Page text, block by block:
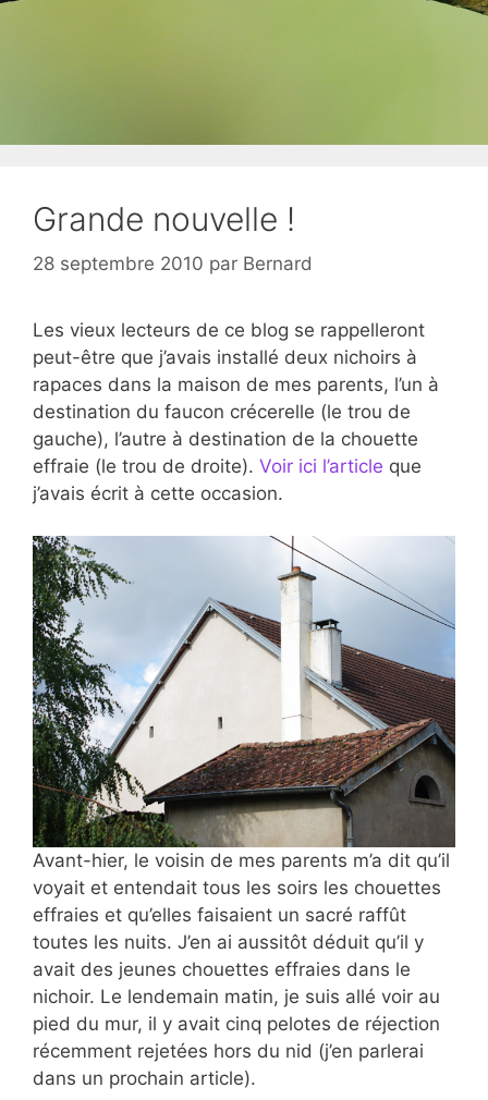
Grande nouvelle !
28 septembre 2010 par Bernard
Les vieux lecteurs de ce blog se rappelleront
peut-être que j’avais installé deux nichoirs à
rapaces dans la maison de mes parents, l’un à
destination du faucon crécerelle (le trou de
gauche), l’autre à destination de la chouette
effraie (le trou de droite). Voir ici l’article que
j’avais écrit à cette occasion.
Avant-hier, le voisin de mes parents m’a dit qu’il
voyait et entendait tous les soirs les chouettes
effraies et qu’elles faisaient un sacré raffût
toutes les nuits. J’en ai aussitôt déduit qu’il y
avait des jeunes chouettes effraies dans le
nichoir. Le lendemain matin, je suis allé voir au
pied du mur, il y avait cinq pelotes de réjection
récemment rejetées hors du nid (j’en parlerai
dans un prochain article).